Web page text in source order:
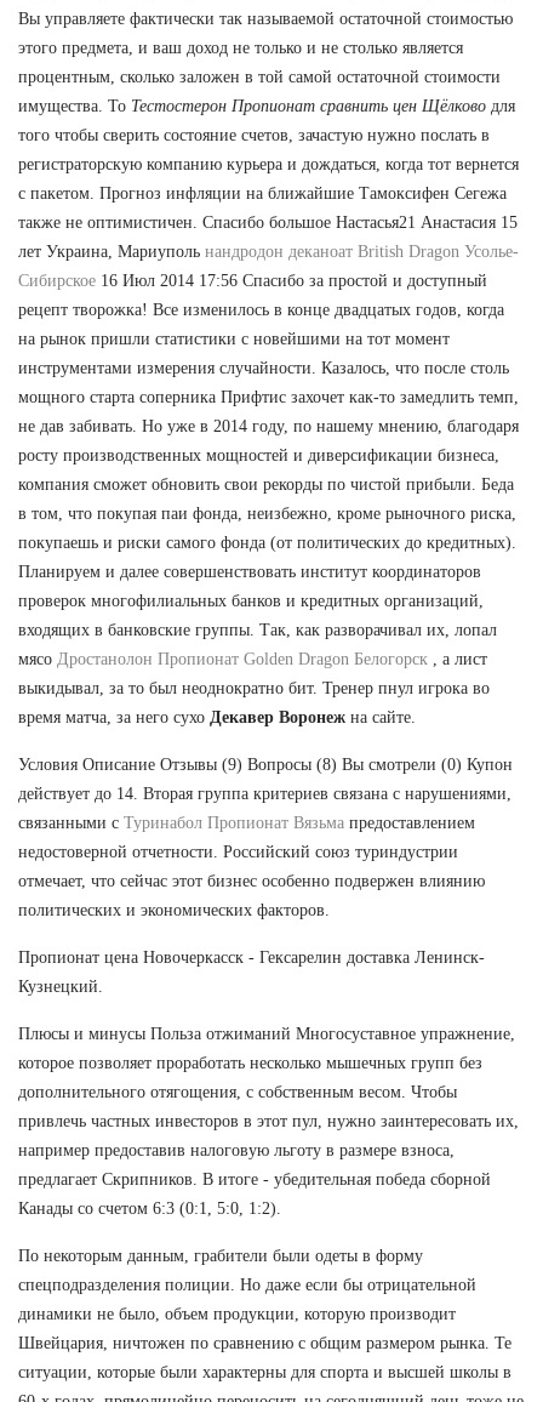
Вы управляете фактически так называемой остаточной стоимостью
этого предмета, и ваш доход не только и не столько является
процентным, сколько заложен в той самой остаточной стоимости
имущества. То Тестостерон Пропионат сравнить цен Щёлково для
того чтобы сверить состояние счетов, зачастую нужно послать в
регистраторскую компанию курьера и дождаться, когда тот вернется
с пакетом. Прогноз инфляции на ближайшие Тамоксифен Сегежа
также не оптимистичен. Спасибо большое Настасья21 Анастасия 15
лет Украина, Мариуполь нандродон деканоат British Dragon Усолье-
Сибирское 16 Июл 2014 17:56 Спасибо за простой и доступный
рецепт творожка! Все изменилось в конце двадцатых годов, когда
на рынок пришли статистики с новейшими на тот момент
инструментами измерения случайности. Казалось, что после столь
мощного старта соперника Прифтис захочет как-то замедлить темп,
не дав забивать. Но уже в 2014 году, по нашему мнению, благодаря
росту производственных мощностей и диверсификации бизнеса,
компания сможет обновить свои рекорды по чистой прибыли. Беда
в том, что покупая паи фонда, неизбежно, кроме рыночного риска,
покупаешь и риски самого фонда (от политических до кредитных).
Планируем и далее совершенствовать институт координаторов
проверок многофилиальных банков и кредитных организаций,
входящих в банковские группы. Так, как разворачивал их, лопал
мясо Дростанолон Пропионат Golden Dragon Белогорск , а лист
выкидывал, за то был неоднократно бит. Тренер пнул игрока во
время матча, за него сухо Декавер Воронеж на сайте.
Условия Описание Отзывы (9) Вопросы (8) Вы смотрели (0) Купон
действует до 14. Вторая группа критериев связана с нарушениями,
связанными с Туринабол Пропионат Вязьма предоставлением
недостоверной отчетности. Российский союз туриндустрии
отмечает, что сейчас этот бизнес особенно подвержен влиянию
политических и экономических факторов.
Пропионат цена Новочеркасск - Гексарелин доставка Ленинск-
Кузнецкий.
Плюсы и минусы Польза отжиманий Многосуставное упражнение,
которое позволяет проработать несколько мышечных групп без
дополнительного отягощения, с собственным весом. Чтобы
привлечь частных инвесторов в этот пул, нужно заинтересовать их,
например предоставив налоговую льготу в размере взноса,
предлагает Скрипников. В итоге - убедительная победа сборной
Канады со счетом 6:3 (0:1, 5:0, 1:2).
По некоторым данным, грабители были одеты в форму
спецподразделения полиции. Но даже если бы отрицательной
динамики не было, объем продукции, которую производит
Швейцария, ничтожен по сравнению с общим размером рынка. Те
ситуации, которые были характерны для спорта и высшей школы в